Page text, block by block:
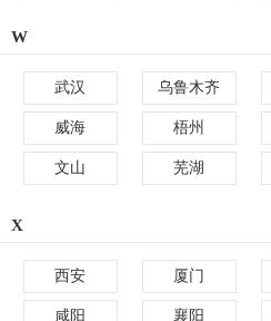
W
武汉 乌鲁木齐
威海 梧州
文山 芜湖
X
西安 厦门
咸阳 襄阳